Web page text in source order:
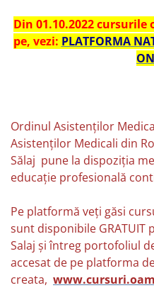
Din 01.10.2022
pe, vezi: PLATFORMA
Ordinul Asistenților
Asistenților Medicali din
Sălaj pune la dispoziția
educație profesională
Pe platformă veți găsi
sunt disponibile
Salaj și întreg portofoliul
accesat de pe platforma
creata,